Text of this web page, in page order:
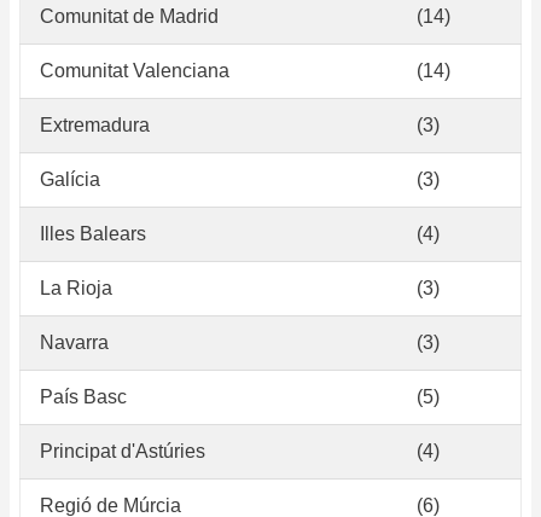
Comunitat de Madrid (14)
Comunitat Valenciana (14)
Extremadura (3)
Galícia (3)
Illes Balears (4)
La Rioja (3)
Navarra (3)
País Basc (5)
Principat d'Astúries (4)
Regió de Múrcia (6)